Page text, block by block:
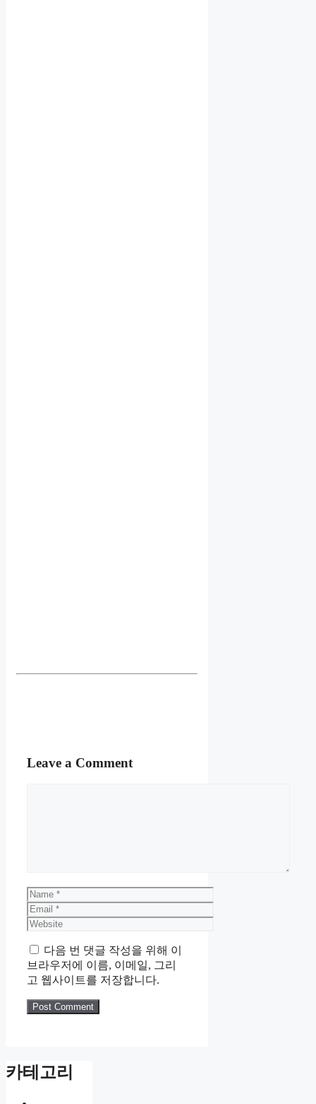
Leave a Comment
Name
Email
Website
다음 번 댓글 작성을 위해 이
브라우저에 이름, 이메일, 그리
고 웹사이트를 저장합니다.
카테고리